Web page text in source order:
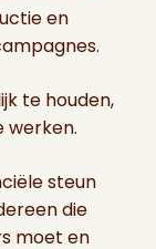
en
te houden,
werken.
steun
die
moet en